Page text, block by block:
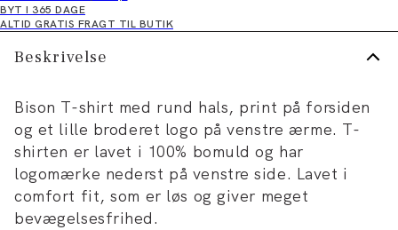
BYT I 365 DAGE
ALTID GRATIS FRAGT TIL BUTIK
Beskrivelse
Bison T-shirt med rund hals, print på forsiden
og et lille broderet logo på venstre ærme. T-
shirten er lavet i 100% bomuld og har
logomærke nederst på venstre side. Lavet i
comfort fit, som er løs og giver meget
bevægelsesfrihed.